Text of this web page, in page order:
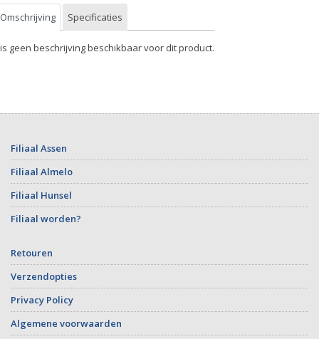
Omschrijving Specificaties
geen beschrijving beschikbaar voor dit product.
Filiaal Assen
Filiaal Almelo
Filiaal Hunsel
Filiaal worden?
Retouren
Verzendopties
Privacy Policy
Algemene voorwaarden